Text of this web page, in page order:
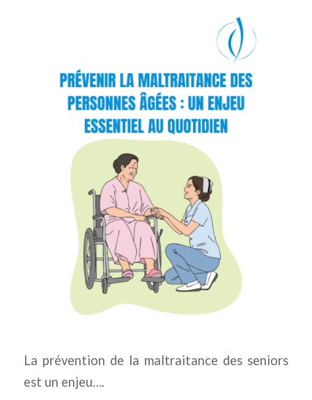
La prévention de la maltraitance des seniors
est un enjeu….